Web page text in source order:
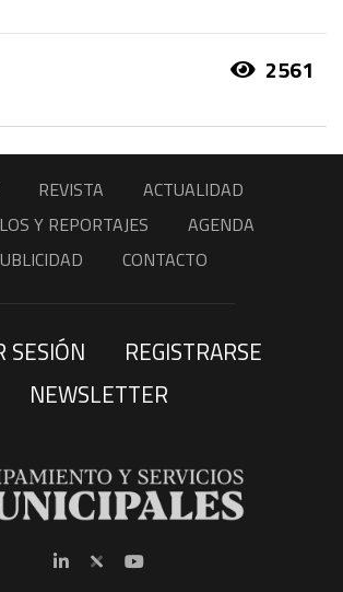
2561
REVISTA
ACTUALIDAD
Y REPORTAJES
AGENDA
CONTACTO
SESIÓN
REGISTRARSE
NEWSLETTER